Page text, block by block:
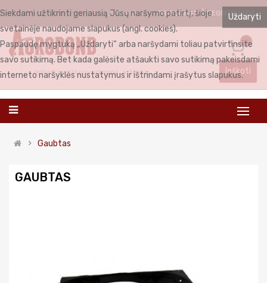
LIETUVIŲ PRISIJUNGTI REGISTRUOTIS
0
Ieškoti
Gaubtas
GAUBTAS
Uždaryti
Siekdami užtikrinti geriausią Jūsų naršymo patirtį, šioje
svetainėje naudojame slapukus (angl. cookies).
Paspaudę mygtuką „Uždaryti“ arba naršydami toliau patvirtinsite
savo sutikimą. Bet kada galėsite atšaukti savo sutikimą pakeisdami
interneto naršyklės nustatymus ir ištrindami įrašytus slapukus.